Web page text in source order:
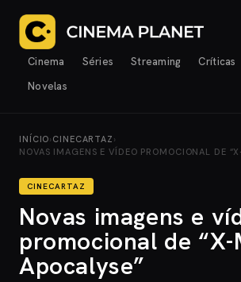
Cinema Séries Streaming Críticas
Novelas
INÍCIO› CINECARTAZ ›
NOVAS IMAGENS E VÍDEO PROMOCIONAL DE
CINECARTAZ
Novas imagens e
promocional de “X-
Apocalyse”